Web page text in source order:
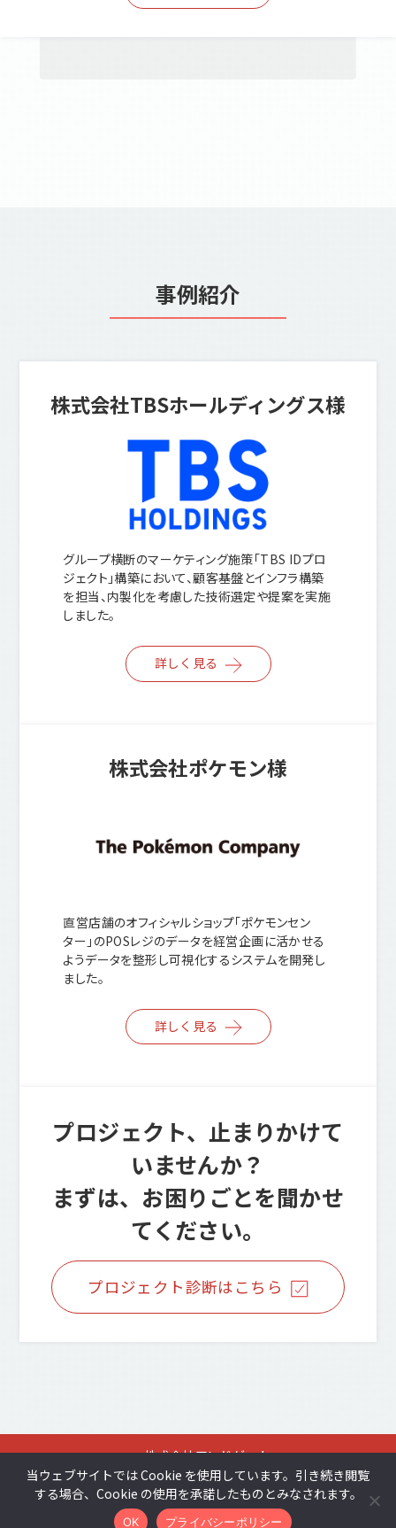
事例紹介
株式会社TBSホールディングス様
グループ横断のマーケティング施策「TBS IDプロ
ジェクト」構築において、顧客基盤とインフラ構築
を担当、内製化を考慮した技術選定や提案を実施
しました。
詳しく見る
株式会社ポケモン様
直営店舗のオフィシャルショップ「ポケモンセン
ター」のPOSレジのデータを経営企画に活かせる
ようデータを整形し可視化するシステムを開発し
ました。
詳しく見る
プロジェクト、止まりかけて
いませんか？
まずは、お困りごとを聞かせ
てください。
プロジェクト診断はこちら
株式会社アンドゲート
プライバシーポリシー
© 2025 ANDGATE Inc.
お問い合わせはこちら
当ウェブサイトでは Cookie を使用しています。引き続き閲覧
する場合、Cookie の使用を承諾したものとみなされます。
OK プライバシーポリシー